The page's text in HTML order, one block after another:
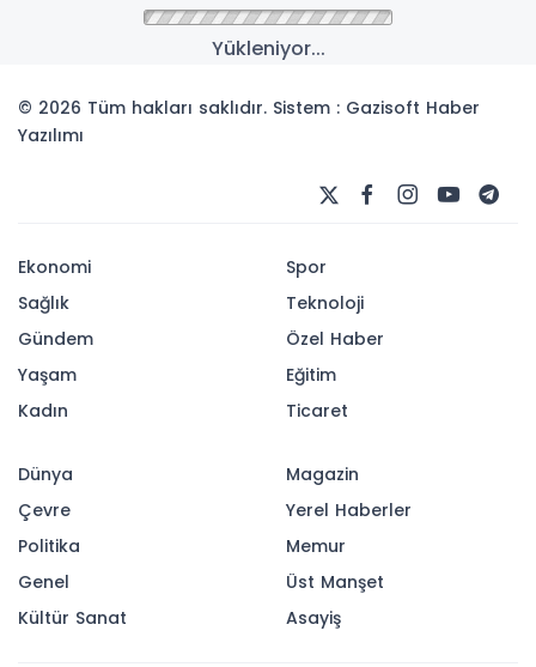
Gündem
Topçu Ve Havan Atışları
kapsamında topçu ve havan atışlarına ait
görüntüleri paylaştı. Tatbikat sürüyor.
Milli Savunma Bakanlığı, İzmir’de düzenlenen